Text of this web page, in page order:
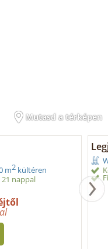
Mutasd a térképen
m2 kültéren
nappal